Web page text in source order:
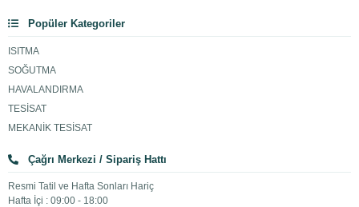
Popüler Kategoriler
ISITMA
SOĞUTMA
HAVALANDIRMA
TESİSAT
MEKANİK TESİSAT
Çağrı Merkezi / Sipariş Hattı
Resmi Tatil ve Hafta Sonları Hariç
Hafta İçi : 09:00 - 18:00